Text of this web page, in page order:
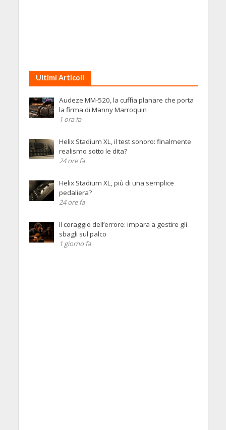
Ultimi Articoli
Audeze MM-520, la cuffia planare che porta
la firma di Manny Marroquin
1 ora fa
Helix Stadium XL, il test sonoro: finalmente
realismo sotto le dita?
24 ore fa
Helix Stadium XL, più di una semplice
pedaliera?
24 ore fa
Il coraggio dell’errore: impara a gestire gli
sbagli sul palco
1 giorno fa